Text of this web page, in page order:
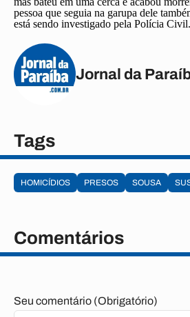
pessoa que seguia na garupa dele
está sendo investigado pela Polícia Civil.
Jornal da
Tags
HOMICÍDIOS PRESOS SOUSA
Comentários
Seu comentário (Obrigatório)